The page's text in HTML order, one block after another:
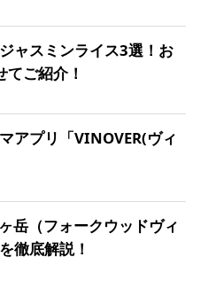
ャスミンライス3選！お
ご紹介！
アプリ「VINOVER(ヴィ
岳（フォークウッドヴィ
徹底解説！